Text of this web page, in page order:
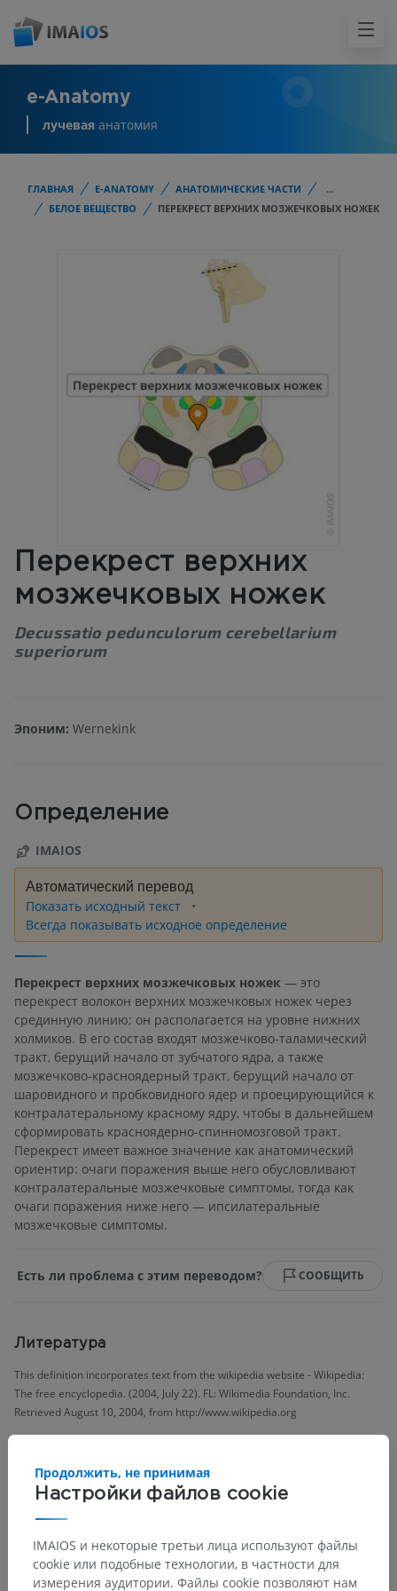
e-Anatomy
лучевая анатомия
ГЛАВНАЯ E-ANATOMY АНАТОМИЧЕСКИЕ ЧАСТИ
...
БЕЛОЕ ВЕЩЕСТВО
ПЕРЕКРЕСТ ВЕРХНИХ МОЗЖЕЧКОВЫХ НОЖЕК
Перекрест верхних
мозжечковых ножек
Decussatio pedunculorum cerebellarium
superiorum
Эпоним: Wernekink
Определение
IMAIOS
Автоматический перевод
Показать исходный текст
Всегда показывать исходное определение
Перекрест верхних мозжечковых ножек — это
перекрест волокон верхних мозжечковых ножек через
срединную линию; он располагается на уровне нижних
холмиков. В его состав входят мозжечково-таламический
тракт, берущий начало от зубчатого ядра, а также
мозжечково-красноядерный тракт, берущий начало от
шаровидного и пробковидного ядер и проецирующийся к
контралатеральному красному ядру, чтобы в дальнейшем
сформировать красноядерно-спинномозговой тракт.
Перекрест имеет важное значение как анатомический
ориентир: очаги поражения выше него обусловливают
контралатеральные мозжечковые симптомы, тогда как
очаги поражения ниже него — ипсилатеральные
мозжечковые симптомы.
Есть ли проблема с этим переводом? СООБЩИТЬ
Литература
This definition incorporates text from the wikipedia website - Wikipedia:
The free encyclopedia. (2004, July 22). FL: Wikimedia Foundation, Inc.
Retrieved August 10, 2004, from http://www.wikipedia.org
Галерея
Настройки файлов cookie
Продолжить, не принимая
IMAIOS и некоторые третьи лица используют файлы
cookie или подобные технологии, в частности для
измерения аудитории. Файлы cookie позволяют нам